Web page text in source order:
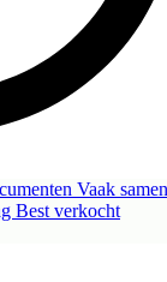
Vaak samen
Best verkocht